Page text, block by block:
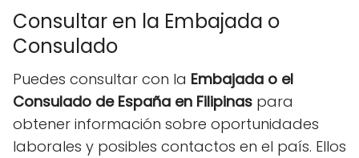
Consultar en la Embajada o
Consulado
Puedes consultar con la Embajada o el
Consulado de España en Filipinas para
obtener información sobre oportunidades
laborales y posibles contactos en el país. Ellos